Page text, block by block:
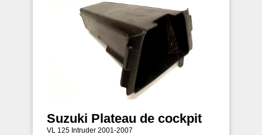
Suzuki Plateau de cockpit
VL 125 Intruder 2001-2007